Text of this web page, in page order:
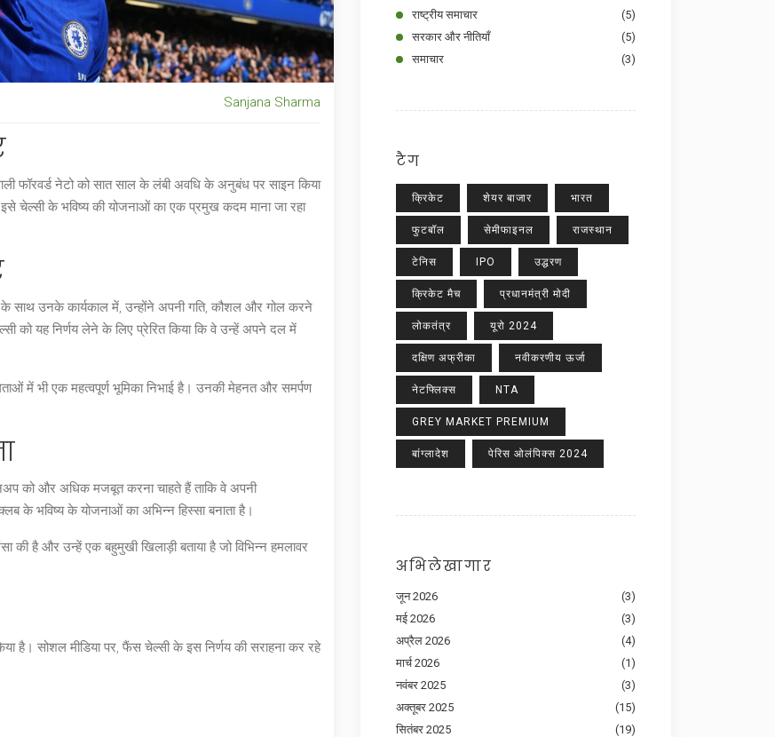
Sanjana Sharma
फॉरवर्ड नेटो को सात साल के लंबी अवधि के अनुबंध पर साइन किया
चेल्सी के भविष्य की योजनाओं का एक प्रमुख कदम माना जा रहा
के साथ उनके कार्यकाल में, उन्होंने अपनी गति, कौशल और गोल करने
को यह निर्णय लेने के लिए प्रेरित किया कि वे उन्हें अपने दल में
में भी एक महत्वपूर्ण भूमिका निभाई है। उनकी मेहनत और समर्पण
को और अधिक मजबूत करना चाहते हैं ताकि वे अपनी
के भविष्य के योजनाओं का अभिन्न हिस्सा बनाता है।
है और उन्हें एक बहुमुखी खिलाड़ी बताया है जो विभिन्न हमलावर
है। सोशल मीडिया पर, फैंस चेल्सी के इस निर्णय की सराहना कर रहे
राष्ट्रीय समाचार
(5)
सरकार और नीतियाँ
(5)
समाचार
(3)
टैग
क्रिकेट शेयर बाजार भारत
फुटबॉल सेमीफाइनल राजस्थान
टेनिस IPO उद्धरण
क्रिकेट मैच प्रधानमंत्री मोदी
लोकतंत्र यूरो 2024
दक्षिण अफ्रीका नवीकरणीय ऊर्जा
नेटफ्लिक्स NTA
GREY MARKET PREMIUM
बांग्लादेश पेरिस ओलंपिक्स 2024
अभिलेखागार
जून 2026
(3)
मई 2026
(3)
अप्रैल 2026
(4)
मार्च 2026
(1)
नवंबर 2025
(3)
अक्तूबर 2025
(15)
सितंबर 2025
(19)